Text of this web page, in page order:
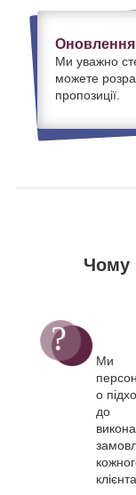
Оновлення
Ми уважно
можете
пропозиції.
Чому
Ми
о
до